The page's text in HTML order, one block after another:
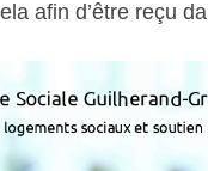
afin d’être reçu